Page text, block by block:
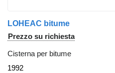
LOHEAC bitume
Prezzo su richiesta
Cisterna per bitume
1992